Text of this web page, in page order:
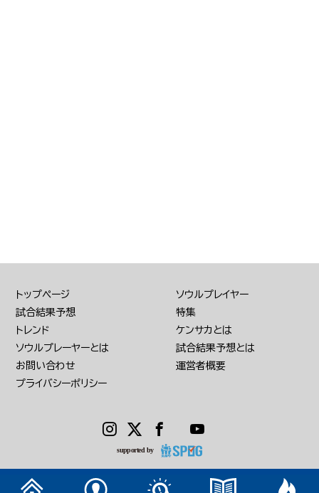
トップページ
ソウルプレイヤー
試合結果予想
特集
トレンド
ケンサカとは
ソウルプレーヤーとは
試合結果予想とは
お問い合わせ
運営者概要
プライバシーポリシー